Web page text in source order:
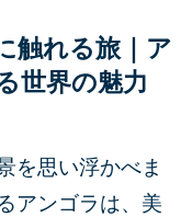
触れる旅｜ア
世界の魅力
を思い浮かべま
アンゴラは、美